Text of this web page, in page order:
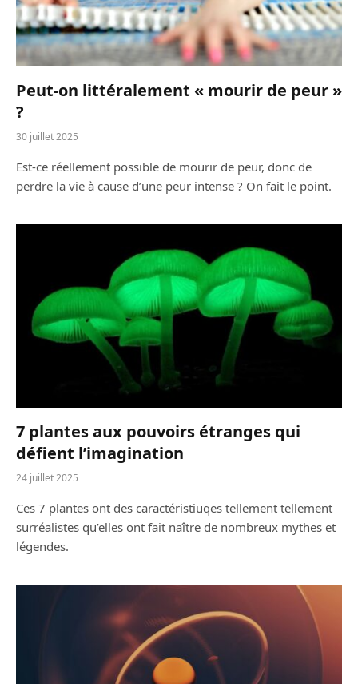
Peut-on littéralement « mourir de peur »
?
30 juillet 2025
Est-ce réellement possible de mourir de peur, donc de
perdre la vie à cause d’une peur intense ? On fait le point.
7 plantes aux pouvoirs étranges qui
défient l’imagination
24 juillet 2025
Ces 7 plantes ont des caractéristiuqes tellement tellement
surréalistes qu’elles ont fait naître de nombreux mythes et
légendes.